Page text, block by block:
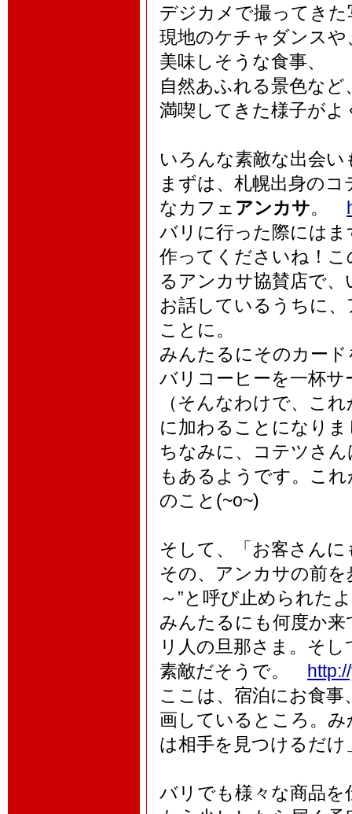
デジカメで撮ってき
現地のケチャダンスや
美味しそうな食事、
自然あふれる景色など
満喫してきた様子が
いろんな素敵な出会
まずは、札幌出身の
なカフェ アンカサ。
バリに行った際には
作ってくださいね！
るアンカサ協賛店で
お話しているうちに
ことに。
みんたるにそのカー
バリコーヒーを一杯
（そんなわけで、こ
に加わることになりま
ちなみに、コテツさ
もあるようです。こ
のこと(~o~)
そして、「お客さん
その、アンカサの前
～”と呼び止められた
みんたるにも何度か
リ人の旦那さま。そ
素敵だそうで。
ここは、宿泊にお食
画しているところ。
は相手を見つけるだ
バリでも様々な商品